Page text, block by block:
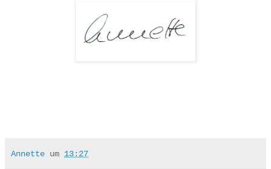
Annette um 13:27